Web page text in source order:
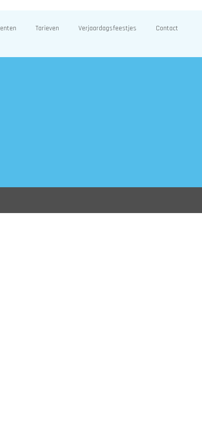
Tarieven Verjaardagsfeestjes Contact